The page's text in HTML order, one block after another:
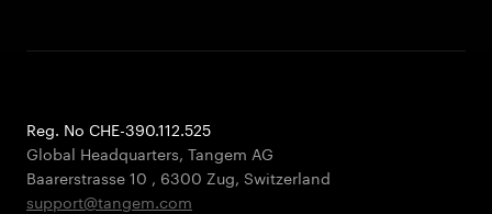
Reg. No CHE-390.112.525
Global Headquarters, Tangem AG
Baarerstrasse 10 , 6300 Zug, Switzerland
support@tangem.com